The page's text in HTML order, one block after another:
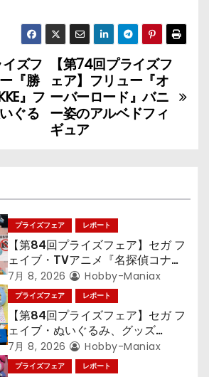
【第74回プライズフ
ェア】フリュー『オ
ーバーロード』バニ
ー姿のアルベドフィ
ギュア
イズフ
『勝
』フ
ぐる
プライズフェア レポート
【第84回プライズフェア】セガ フ
ェイブ・TVアニメ『名探偵コナ
ン』TVアニメ『呪術廻戦』『〈物
語〉シリーズ』「初音ミク」
7月 8, 2026 Hobby-Maniax
プライズフェア レポート
【第84回プライズフェア】セガ フ
ェイブ・ぬいぐるみ、グッズ
『LiSA』『ミニオン』『おさるの
ジョージ』『ポケットモンスター』
7月 8, 2026 Hobby-Maniax
プライズフェア レポート